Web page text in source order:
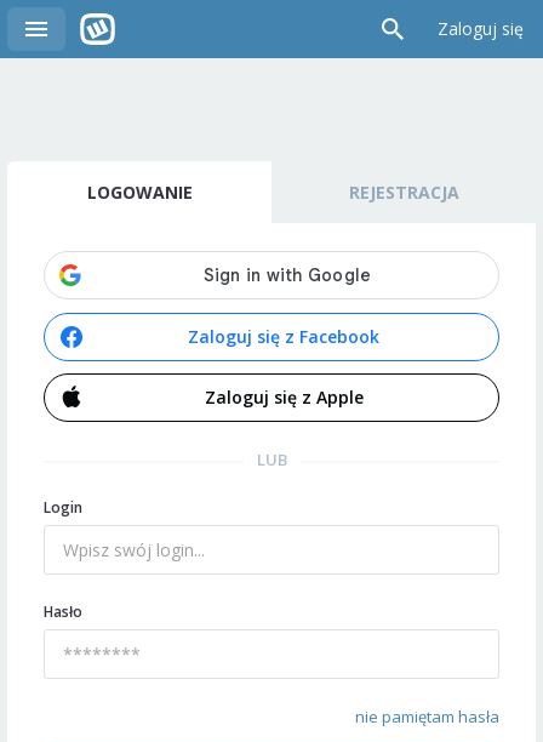
Zaloguj się
LOGOWANIE REJESTRACJA
Zaloguj się z Facebook
Zaloguj się z Apple
LUB
Login
Hasło
nie pamiętam hasła